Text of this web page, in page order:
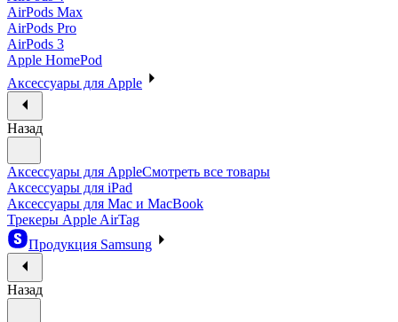
AirPods Max
AirPods Pro
AirPods 3
Apple HomePod
Аксессуары для Apple
Назад
Аксессуары для AppleСмотреть все товары
Аксессуары для iPad
Аксессуары для Mac и MacBook
Трекеры Apple AirTag
Продукция Samsung
Назад